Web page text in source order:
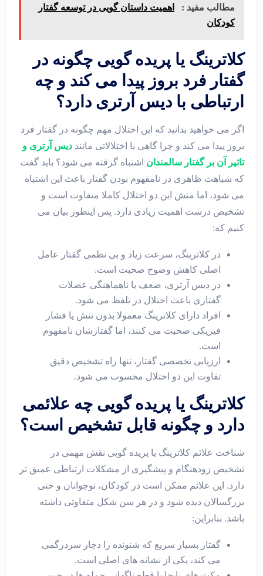
مطالب مفید :
اهمیت داستان گویی در توسعه گفتار
کودکان
کلاترینگ یا پریده‌ گویی چگونه در
گفتار فرد بروز پیدا می ‌کند و چه
ارتباطی با دیس آرتری دارد؟
اگر می خواهید بدانید که این اختلال مهم چگونه در گفتار فرد
بروز پیدا می‌ کند و چرا گاهی با اختلالاتی مانند دیس آرتری و
تاثیر آن بر گفتار سالمندان اشتباه گرفته می ‌شود؟ باید گفت
که شباهت ظاهری در نامفهوم بودن گفتار باعث این اشتباه
می‌ شود، اما منش این دو اختلال کاملا متفاوت است و
تشخیص درست اهمیت زیادی دارد. پس اینطور بیان می
کنیم که:
در کلاترینگ، سرعت زیاد و بی ‌نظمی گفتار عامل
اصلی کاهش وضوح صحبت است.
در دیس آرتری، ضعف یا ناهماهنگی عضلات
گفتاری باعث اختلال در تلفظ می ‌شود.
افراد دارای کلاترینگ معمولا بدون تنش یا فشار
فیزیکی صحبت می ‌کنند، اما گفتارشان نامفهوم
است.
ارزیابی تخصصی گفتار، تنها راه تشخیص دقیق
تفاوت این دو اختلال محسوب می‌ شود.
کلاترینگ یا پریده‌ گویی چه علائمی
دارد و چگونه قابل تشخیص است؟
شناخت علائم کلاترینگ یا پریده ‌گویی نقش مهمی در
تشخیص زودهنگام و پیشگیری از مشکلات ارتباطی عمیق ‌تر
دارد. این علائم ممکن است در کودکان، نوجوانان و حتی
بزرگسالان دیده شود و در هر سن شکل متفاوتی داشته
باشد. بنابراین:
گفتار بسیار سریع که شنونده را دچار سردرگمی
می ‌کند، یکی از نشانه ‌های اصلی است.